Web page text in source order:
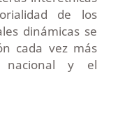
de los
dinámicas se
cada vez más
nacional y el